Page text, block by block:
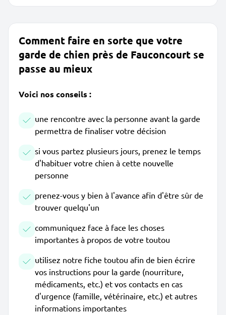
Comment faire en sorte que votre
garde de chien près de Fauconcourt se
passe au mieux
Voici nos conseils :
une rencontre avec la personne avant la garde
permettra de finaliser votre décision
si vous partez plusieurs jours, prenez le temps
d'habituer votre chien à cette nouvelle
personne
prenez-vous y bien à l'avance afin d'être sûr de
trouver quelqu'un
communiquez face à face les choses
importantes à propos de votre toutou
utilisez notre fiche toutou afin de bien écrire
vos instructions pour la garde (nourriture,
médicaments, etc.) et vos contacts en cas
d'urgence (famille, vétérinaire, etc.) et autres
informations importantes